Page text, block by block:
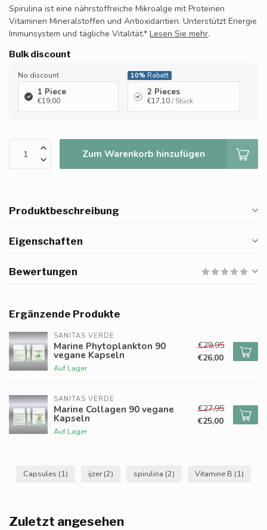
Spirulina ist eine nährstoffreiche Mikroalge mit Proteinen
Vitaminen Mineralstoffen und Antioxidantien. Unterstützt Energie
Immunsystem und tägliche Vitalität.* Lesen Sie mehr.
Bulk discount
No discount
1 Piece
€19,00
10% Rabatt
2 Pieces
€17,10 / Stück
Zum Warenkorb hinzufügen
Produktbeschreibung
Eigenschaften
Bewertungen
Ergänzende Produkte
SANITAS VERDE
Marine Phytoplankton 90
vegane Kapseln
Auf Lager
€29,95
€26,00
SANITAS VERDE
Marine Collagen 90 vegane
Kapseln
Auf Lager
€27,95
€25,00
Capsules (1) ijzer(2) spirulina (2) Vitamine B (1)
Zuletzt angesehen